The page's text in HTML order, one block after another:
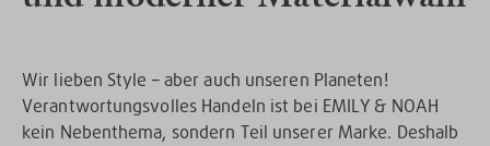
Wir lieben Style – aber auch unseren Planeten!
Verantwortungsvolles Handeln ist bei EMILY & NOAH
kein Nebenthema, sondern Teil unserer Marke. Deshalb